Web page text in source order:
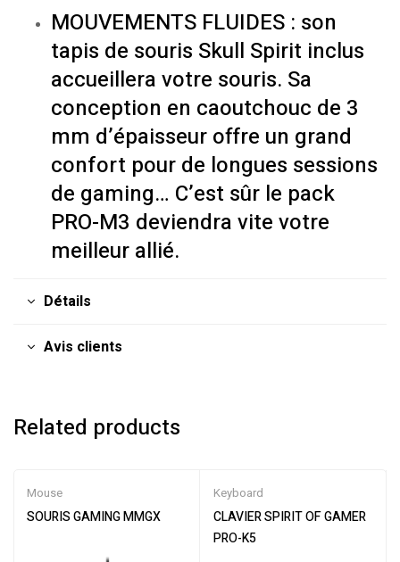
MOUVEMENTS FLUIDES : son
tapis de souris Skull Spirit inclus
accueillera votre souris. Sa
conception en caoutchouc de 3
mm d’épaisseur offre un grand
confort pour de longues sessions
de gaming… C’est sûr le pack
PRO-M3 deviendra vite votre
meilleur allié.
Détails
Avis clients
Related products
Mouse
SOURIS GAMING MMGX
Keyboard
CLAVIER SPIRIT OF GAMER
PRO-K5